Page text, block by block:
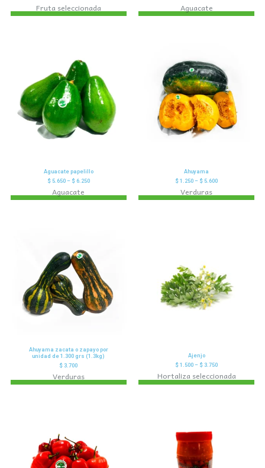
Fruta seleccionada Aguacate
Aguacate papelillo
$5.650– $6.250
Aguacate
Ahuyama
$ 1.250 – $ 5.600
Verduras
Ahuyama zacata o zapayo por
unidad de 1.300 grs (1.3kg)
$ 3.700
Verduras
Ajenjo
$ 1.500 – $ 3.750
Hortaliza seleccionada